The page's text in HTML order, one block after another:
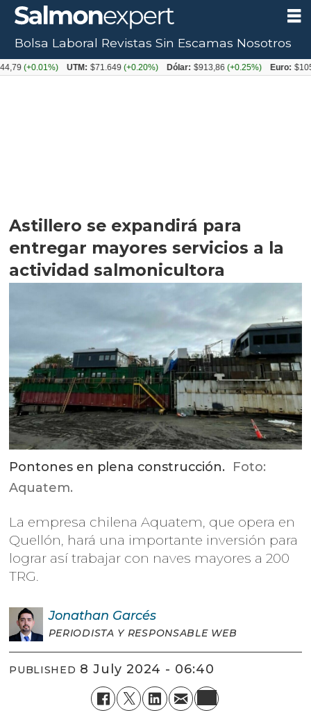
Astillero se expandirá para
entregar mayores servicios a la
actividad salmonicultora
Pontones en plena construcción. Foto:
Aquatem.
La empresa chilena Aquatem, que opera en
Quellón, hará una importante inversión para
lograr así trabajar con naves mayores a 200
TRG.
Jonathan Garcés
PERIODISTA Y RESPONSABLE WEB
PUBLISHED 8 July 2024 - 06:40
Bolsa Laboral Revistas Sin Escamas Nosotros
UTM: $71.649(+0.20%) Dólar: $913,86(+0.25%) Euro: $1053,08(-